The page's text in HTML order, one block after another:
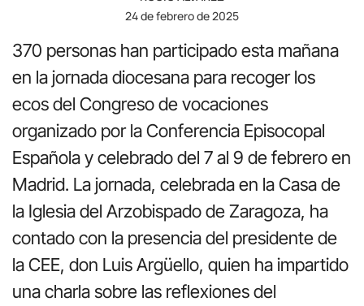
24 de febrero de 2025
370 personas han participado esta mañana
en la jornada diocesana para recoger los
ecos del Congreso de vocaciones
organizado por la Conferencia Episocopal
Española y celebrado del 7 al 9 de febrero en
Madrid. La jornada, celebrada en la Casa de
la Iglesia del Arzobispado de Zaragoza, ha
contado con la presencia del presidente de
la CEE, don Luis Argüello, quien ha impartido
una charla sobre las reflexiones del